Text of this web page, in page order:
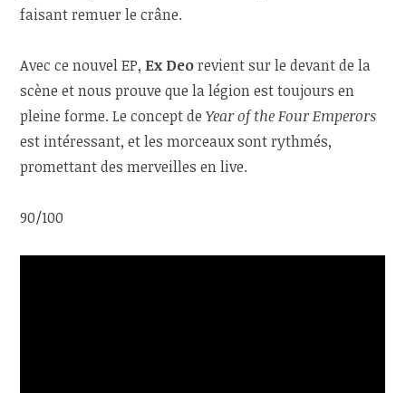
faisant remuer le crâne.
Avec ce nouvel EP, Ex Deorevient sur le devant de la
scène et nous prouve que la légion est toujours en
pleine forme. Le concept deYear of the Four Emperors
est intéressant, et les morceaux sont rythmés,
promettant des merveilles en live.
90/100